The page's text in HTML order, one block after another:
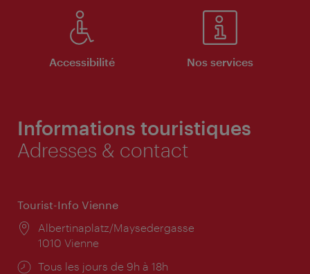
Accessibilité Nos services
Informations touristiques
Adresses & contact
Tourist-Info Vienne
Lieu:
Albertinaplatz/Maysedergasse
1010 Vienne
Horaires
Tous les jours de 9h à 18h